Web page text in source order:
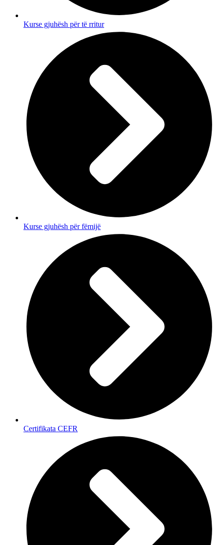
Kurse gjuhësh për të rritur
Kurse gjuhësh për fëmijë
Certifikata CEFR